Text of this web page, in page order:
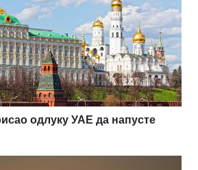
одлуку УАЕ да напусте